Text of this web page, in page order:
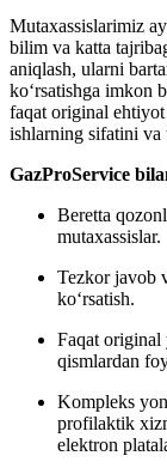
Mutaxassislarimiz
bilim va katta
aniqlash, ularni
ko‘rsatishga imkon
faqat original
ishlarning sifatini va
GazProService
Beretta
mutaxassislar.
Tezkor javob
ko‘rsatish.
Faqat
qismlardan
Kompleks
profilaktik
elektron